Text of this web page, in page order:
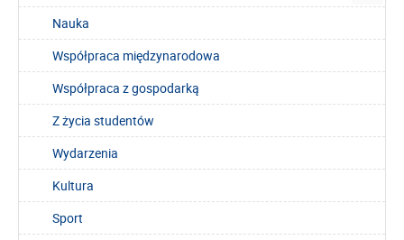
Nauka
Współpraca międzynarodowa
Współpraca z gospodarką
Z życia studentów
Wydarzenia
Kultura
Sport